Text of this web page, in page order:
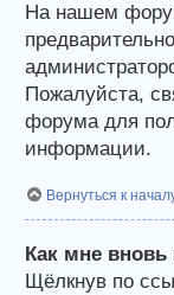
На нашем
Пожалуйста,
форума для
информации.
Вернуться к
Как мне
Щёлкнув по